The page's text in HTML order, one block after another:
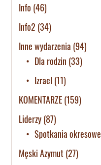
Info (46)
Info2 (34)
Inne wydarzenia (94)
Dla rodzin (33)
Izrael (11)
KOMENTARZE(159)
Liderzy(87)
Spotkania okresowe
Męski Azymut (27)